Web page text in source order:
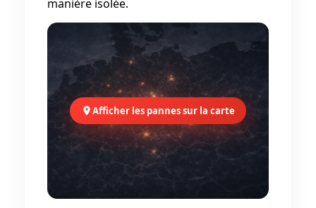
manière isolée.
Afficher les pannes sur la carte